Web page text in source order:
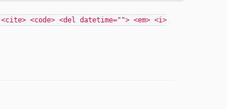
<code> <del datetime=""> <em> <i>